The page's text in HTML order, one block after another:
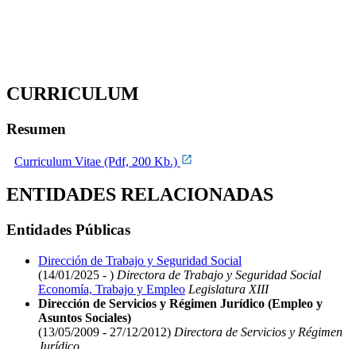
CURRICULUM
Resumen
Curriculum Vitae (Pdf, 200 Kb.)
ENTIDADES RELACIONADAS
Entidades Públicas
Dirección de Trabajo y Seguridad Social
(14/01/2025 - ) Directora de Trabajo y Seguridad Social
Economía, Trabajo y Empleo Legislatura XIII
Dirección de Servicios y Régimen Jurídico (Empleo y
Asuntos Sociales)
(13/05/2009 - 27/12/2012) Directora de Servicios y Régimen
Jurídico